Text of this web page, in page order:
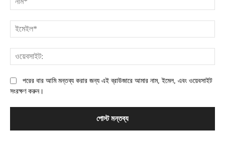
পরের বার আমি মন্তব্য করার জন্য এই ব্রাউজারে আমার নাম, ইমেল, এবং ওয়েবসাইট
সংরক্ষণ করুন।